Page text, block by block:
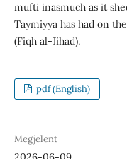
mufti inasmuch as it
Taymiyya has had on
(Fiqh al-Jihad).
pdf (English)
Megjelent